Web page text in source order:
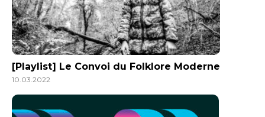
[Playlist] Le Convoi du Folklore Moderne
10.03.2022